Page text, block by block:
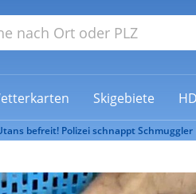
Skigebiete
befreit! Polizei schnappt Schmuggler